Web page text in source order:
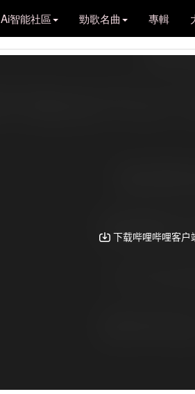
Ai智能社區 勁歌名曲 專輯